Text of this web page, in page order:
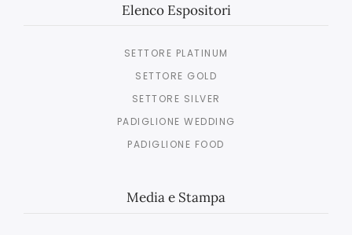
Elenco Espositori
SETTORE PLATINUM
SETTORE GOLD
SETTORE SILVER
PADIGLIONE WEDDING
PADIGLIONE FOOD
Media e Stampa